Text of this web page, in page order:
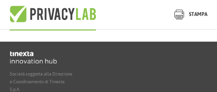
STAMPA
Nessun documento attivo trovato
Società soggetta alla Direzione
e Coordinamento di Tinexta
S.p.A.